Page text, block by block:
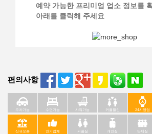
예약 가능한 프리미엄 업소 정보를
아래를 클릭해 주세요
편의사항
주차가능 수면가능 샤워가능 커플할인 24시영업
신규오픈 인기업체 커플실 개인실 단체실